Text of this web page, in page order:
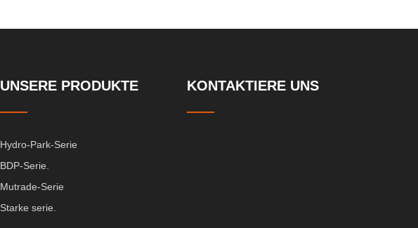
UNSERE PRODUKTE
Hydro-Park-Serie
BDP-Serie.
Mutrade-Serie
Starke serie.
KONTAKTIERE UNS